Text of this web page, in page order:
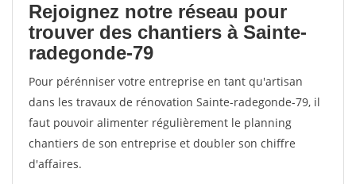
Rejoignez notre réseau pour
trouver des chantiers à Sainte-
radegonde-79
Pour pérénniser votre entreprise en tant qu'artisan
dans les travaux de rénovation Sainte-radegonde-79, il
faut pouvoir alimenter régulièrement le planning
chantiers de son entreprise et doubler son chiffre
d'affaires.